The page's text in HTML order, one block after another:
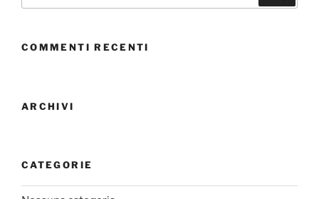
COMMENTI RECENTI
ARCHIVI
CATEGORIE